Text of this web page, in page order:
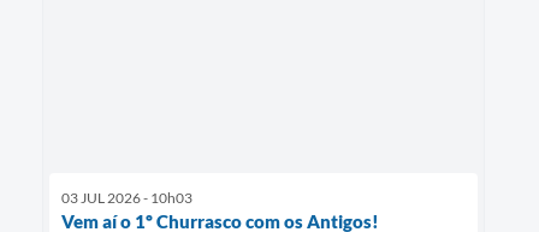
03 JUL 2026 - 10h03
Vem aí o 1º Churrasco com os Antigos!